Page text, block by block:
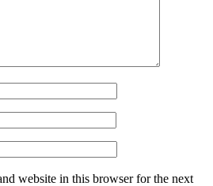
website in this browser for the next